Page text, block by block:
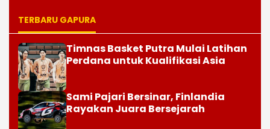
TERBARU GAPURA
Timnas Basket Putra Mulai Latihan
Perdana untuk Kualifikasi Asia
Sami Pajari Bersinar, Finlandia
Rayakan Juara Bersejarah